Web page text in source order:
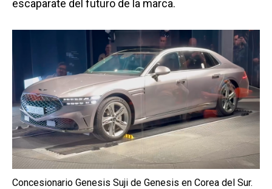
escaparate del futuro de la marca.
Concesionario Genesis Suji de Genesis en Corea del Sur.